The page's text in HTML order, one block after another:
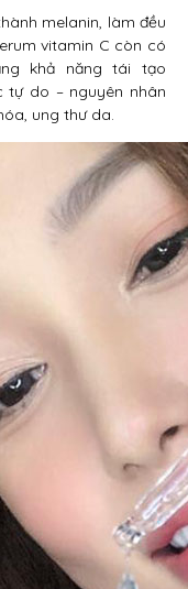
melanin, làm đều
vitamin C còn có
khả năng tái tạo
tự do – nguyên nhân
ung thư da.